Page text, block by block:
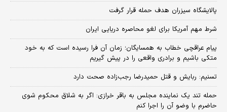
پالایشگاه سیزران هدف حمله قرار گرفت
شرط مهم آمریکا برای لغو محاصره دریایی ایران
پیام عراقچی خطاب به همسایگان؛ زمان آن فرا رسیده است که به خود
متکی باشیم و برادری واقعی را در پیش گیریم
تسنیم: ربایش و قتل حمیدرضا رجب‌زاده صحت دارد
حمله تند یک نماینده مجلس به باقر خرازی: اگر به شلاق محکوم شوی
حاضرم با وضو آن را اجرا کنم